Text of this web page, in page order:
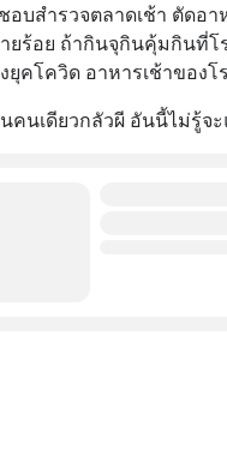
อบสำรวจตลาดเช้า ตัดอ
ยร้อย ถ้ากินจุกินคุ้มกินที่โ
ยุคโควิด อาหารเช้าของ
คนเดียวกลัวผี อันนี้ไม่รู้จะ